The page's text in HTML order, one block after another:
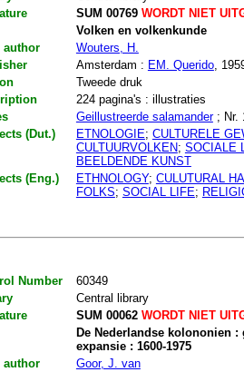
SUM 00769WORDT NIET
Volken en volkenkunde
author
Wouters, H.
Amsterdam : EM. Querido,
Tweede druk
224 pagina's : illustraties
Geillustreerde salamander; Nr.
(Dut.)
ETNOLOGIE; CULTURELE
CULTUURVOLKEN; SOCIALE
BEELDENDE KUNST
(Eng.)
ETHNOLOGY; CULUTURAL
FOLKS; SOCIAL LIFE;
Number
60349
Central library
SUM 00062WORDT NIET
De Nederlandse kolononien :
expansie : 1600-1975
author
Goor, J. van